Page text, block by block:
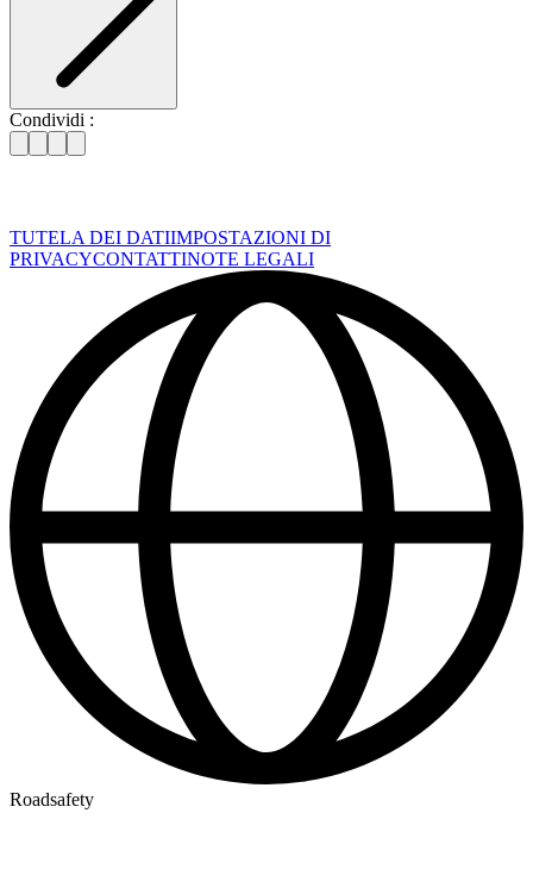
Condividi :
TUTELA DEI DATIIMPOSTAZIONI DI
PRIVACYCONTATTINOTE LEGALI
Roadsafety